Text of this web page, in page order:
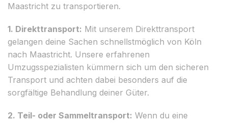
Maastricht zu transportieren.
1. Direkttransport: Mit unserem Direkttransport
gelangen deine Sachen schnellstmöglich von Köln
nach Maastricht. Unsere erfahrenen
Umzugsspezialisten kümmern sich um den sicheren
Transport und achten dabei besonders auf die
sorgfältige Behandlung deiner Güter.
2. Teil- oder Sammeltransport: Wenn du eine